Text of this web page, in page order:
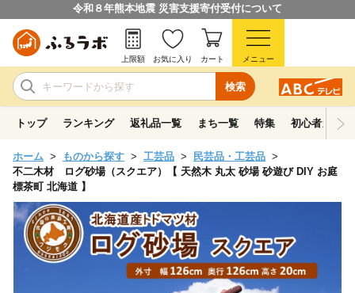
令和８年熊本地震 災害支援寄付受付について
検索
上限額 お気に入り カート メニュー
トップ ランキング 返礼品一覧 まち一覧 特集 初心者ガイド
ホーム ものから探す 工芸品
民芸品・工芸品
不二木材 ログ砂場（スクエア）【 天然木 丸太 砂場 砂遊び DIY お庭
標茶町 北海道 】